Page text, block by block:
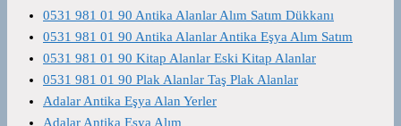
0531 981 01 90 Antika Alanlar Alım Satım Dükkanı
0531 981 01 90 Antika Alanlar Antika Eşya Alım Satım
0531 981 01 90 Kitap Alanlar Eski Kitap Alanlar
0531 981 01 90 Plak Alanlar Taş Plak Alanlar
Adalar Antika Eşya Alan Yerler
Adalar Antika Eşya Alım